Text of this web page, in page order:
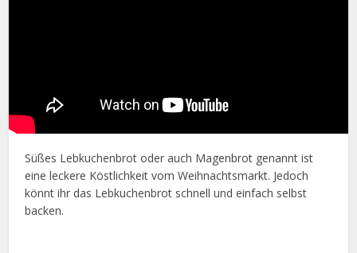
Süßes Lebkuchenbrot oder auch Magenbrot genannt ist
eine leckere Köstlichkeit vom Weihnachtsmarkt. Jedoch
könnt ihr das Lebkuchenbrot schnell und einfach selbst
backen.